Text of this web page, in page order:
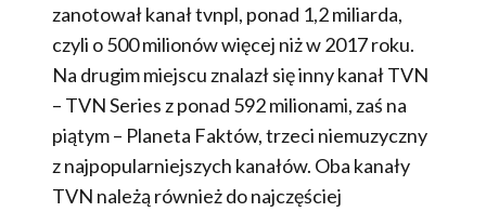
zanotował kanał tvnpl, ponad 1,2 miliarda,
czyli o 500 milionów więcej niż w 2017 roku.
Na drugim miejscu znalazł się inny kanał TVN
– TVN Series z ponad 592 milionami, zaś na
piątym – Planeta Faktów, trzeci niemuzyczny
z najpopularniejszych kanałów. Oba kanały
TVN należą również do najczęściej